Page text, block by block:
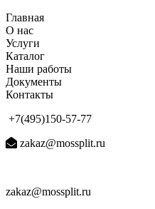
Главная
О нас
Услуги
Каталог
Наши работы
Документы
Контакты
+7(495)150-57-77
zakaz@mossplit.ru
zakaz@mossplit.ru